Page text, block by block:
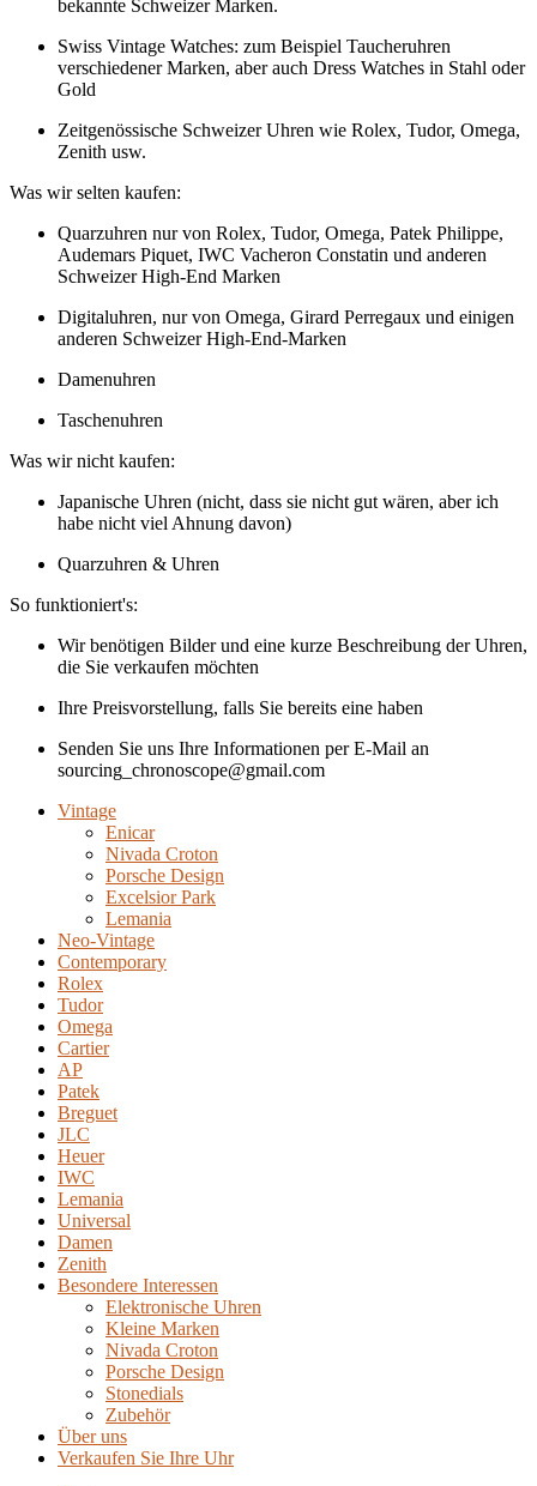
bekannte Schweizer Marken.
Swiss Vintage Watches: zum Beispiel Taucheruhren
verschiedener Marken, aber auch Dress Watches in Stahl oder
Gold
Zeitgenössische Schweizer Uhren wie Rolex, Tudor, Omega,
Zenith usw.
Was wir selten kaufen:
Quarzuhren nur von Rolex, Tudor, Omega, Patek Philippe,
Audemars Piquet, IWC Vacheron Constatin und anderen
Schweizer High-End Marken
Digitaluhren, nur von Omega, Girard Perregaux und einigen
anderen Schweizer High-End-Marken
Damenuhren
Taschenuhren
Was wir nicht kaufen:
Japanische Uhren (nicht, dass sie nicht gut wären, aber ich
habe nicht viel Ahnung davon)
Quarzuhren & Uhren
So funktioniert's:
Wir benötigen Bilder und eine kurze Beschreibung der Uhren,
die Sie verkaufen möchten
Ihre Preisvorstellung, falls Sie bereits eine haben
Senden Sie uns Ihre Informationen per E-Mail an
sourcing_chronoscope@gmail.com
Vintage
Enicar
Nivada Croton
Porsche Design
Excelsior Park
Lemania
Neo-Vintage
Contemporary
Rolex
Tudor
Omega
Cartier
AP
Patek
Breguet
JLC
Heuer
IWC
Lemania
Universal
Damen
Zenith
Besondere Interessen
Elektronische Uhren
Kleine Marken
Nivada Croton
Porsche Design
Stonedials
Zubehör
Über uns
Verkaufen Sie Ihre Uhr